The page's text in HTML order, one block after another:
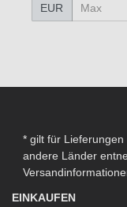
EUR
* gilt für
andere Länder
EINKAUFEN